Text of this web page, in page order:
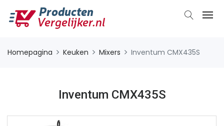
Homepagina Keuken Mixers Inventum CMX435S
Inventum CMX435S